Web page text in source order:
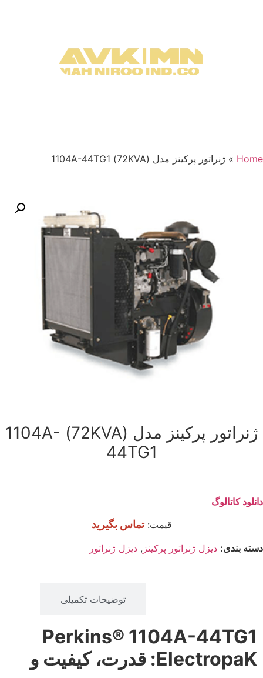
Home
» ژنراتور پرکینز مدل (72KVA) 1104A-44TG1
ژنراتور پرکینز مدل (72KVA) 1104A-
44TG1
دانلود کاتالوگ
قیمت:تماس بگیرید
دسته بندی: دیزل ژنراتور پرکینز , دیزل ژنراتور
توضیحات تکمیلی
Perkins® 1104A-44TG1
ElectropaK: قدرت، کیفیت و